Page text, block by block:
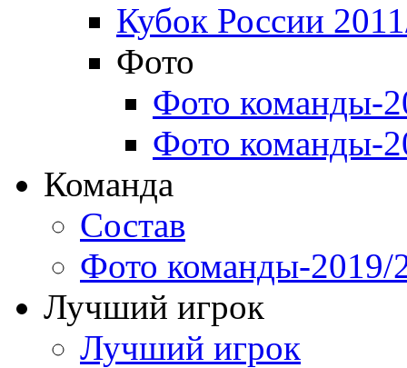
Кубок России
Фото
Фото команды-
Фото команды-
Команда
Состав
Фото команды-2019/
Лучший игрок
Лучший игрок